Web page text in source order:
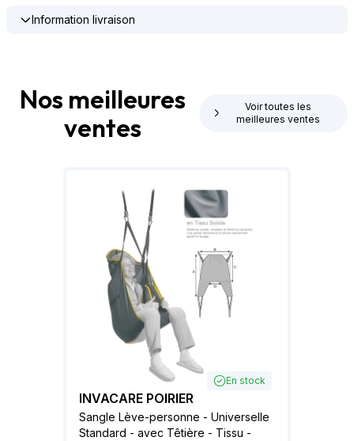
Information livraison
Nos meilleures
ventes
Voir toutes les
meilleures ventes
En stock
INVACARE POIRIER
Sangle Lève-personne - Universelle
Standard - avec Têtière - Tissu -